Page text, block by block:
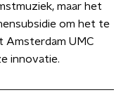
maar het
om het te
Amsterdam UMC
innovatie.